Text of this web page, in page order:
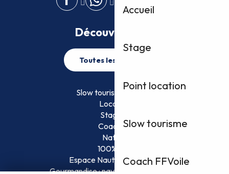
Accueil
Stage
Point location
Slow tourisme
Coach FFVoile
Découvrez plus
Toutes les activités
Slow tourisme FFVoile
Location
Stage
Coaching
Nature
100% Fun
Espace Nautique Surveillé
Gourmandise : naviguez et savourez !